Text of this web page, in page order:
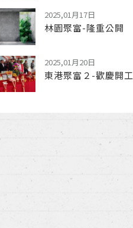
2025,01月17日
林園聚富-隆重公開
2025,01月20日
東港聚富２-歡慶開工